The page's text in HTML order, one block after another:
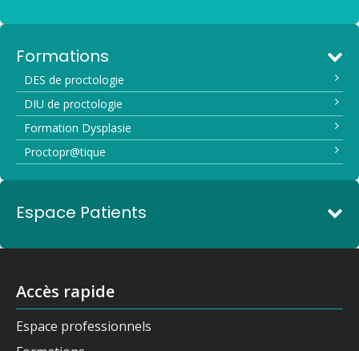
Formations
DES de proctologie
DIU de proctologie
Formation Dysplasie
Proctopr@tique
Espace Patients
Accès rapide
Espace professionnels